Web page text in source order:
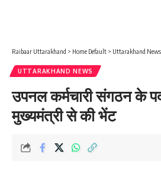
Raibaar Uttarakhand > Home Default > Uttarakhand News
UTTARAKHAND NEWS
उपनल कर्मचारी संगठन के
मुख्यमंत्री से की भेंट